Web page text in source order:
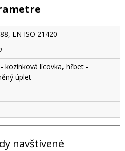
EN ISO 21420
kozinková lícovka, hřbet -
úplet
navštívené